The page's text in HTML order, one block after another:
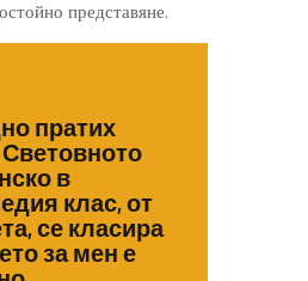
представяне.
пратих
Световното
в
клас, от
се класира
за мен е